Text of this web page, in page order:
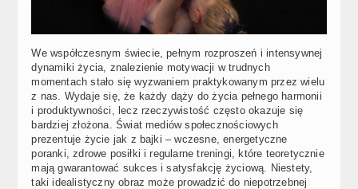
We współczesnym świecie, pełnym rozproszeń i intensywnej
dynamiki życia, znalezienie motywacji w trudnych
momentach stało się wyzwaniem praktykowanym przez wielu
z nas. Wydaje się, że każdy dąży do życia pełnego harmonii
i produktywności, lecz rzeczywistość często okazuje się
bardziej złożona. Świat mediów społecznościowych
prezentuje życie jak z bajki – wczesne, energetyczne
poranki, zdrowe posiłki i regularne treningi, które teoretycznie
mają gwarantować sukces i satysfakcję życiową. Niestety,
taki idealistyczny obraz może prowadzić do niepotrzebnej